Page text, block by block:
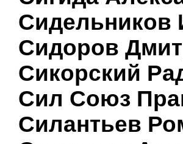
Сидельников
Сидоров
Сикорский
Сил Союз
Силантьев